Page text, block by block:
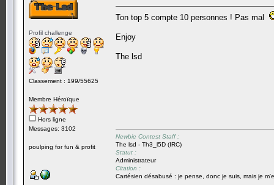
Profil challenge
Classement : 199/55625
Membre Héroïque
Hors ligne
Messages: 3102
poulping for fun & profit
Ton top 5 compte 10 personnes ! Pas mal
Enjoy
The lsd
Newbie Contest Staff :
The lsd - Th3_l5D (IRC)
Statut :
Administrateur
Citation :
Cartésien désabusé : je pense, donc je suis, mais je